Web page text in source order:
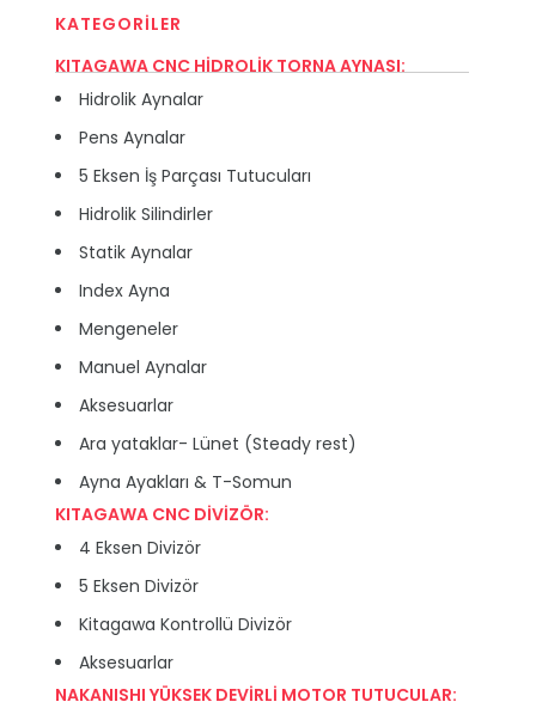
KATEGORILER
KITAGAWA CNC HİDROLİK TORNA AYNASI:
Hidrolik Aynalar
Pens Aynalar
5 Eksen İş Parçası Tutucuları
Hidrolik Silindirler
Statik Aynalar
Index Ayna
Mengeneler
Manuel Aynalar
Aksesuarlar
Ara yataklar- Lünet (Steady rest)
Ayna Ayakları & T-Somun
KITAGAWA CNC DİVİZÖR:
4 Eksen Divizör
5 Eksen Divizör
Kitagawa Kontrollü Divizör
Aksesuarlar
NAKANISHI YÜKSEK DEVİRLİ MOTOR TUTUCULAR: